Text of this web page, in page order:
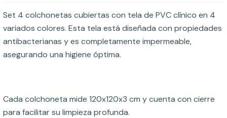
Set 4 colchonetas cubiertas con tela de PVC clínico en 4
variados colores. Esta tela está diseñada con propiedades
antibacterianas y es completamente impermeable,
asegurando una higiene óptima.
Cada colchoneta mide 120x120x3 cm y cuenta con cierre
para facilitar su limpieza profunda.